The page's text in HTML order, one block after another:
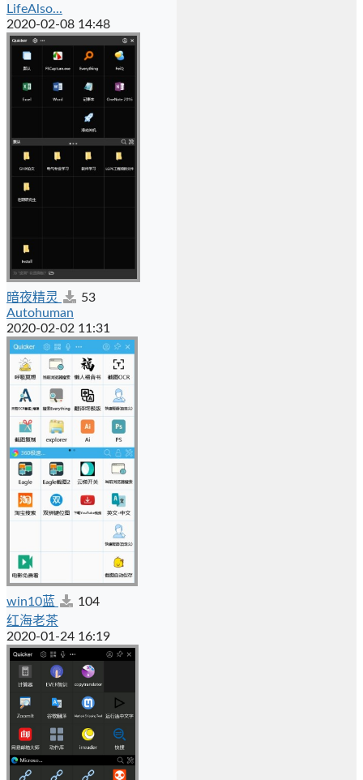
LifeAlso...
2020-02-08 14:48
暗夜精灵
53
Autohuman
2020-02-02 11:31
win10蓝
104
红海老茶
2020-01-24 16:19